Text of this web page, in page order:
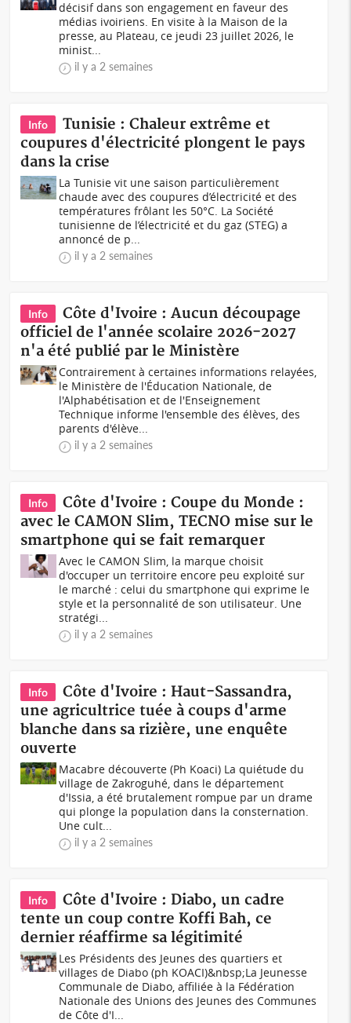
décisif dans son engagement en faveur des
médias ivoiriens. En visite à la Maison de la
presse, au Plateau, ce jeudi 23 juillet 2026, le
minist...
il y a 2 semaines
Info
Tunisie : Chaleur extrême et
coupures d'électricité plongent le pays
dans la crise
La Tunisie vit une saison particulièrement
chaude avec des coupures d’électricité et des
températures frôlant les 50°C. La Société
tunisienne de l’électricité et du gaz (STEG) a
annoncé de p...
il y a 2 semaines
Info
Côte d'Ivoire : Aucun découpage
officiel de l'année scolaire 2026-2027
n'a été publié par le Ministère
Contrairement à certaines informations relayées,
le Ministère de l'Éducation Nationale, de
l'Alphabétisation et de l'Enseignement
Technique informe l'ensemble des élèves, des
parents d'élève...
il y a 2 semaines
Info
Côte d'Ivoire : Coupe du Monde :
avec le CAMON Slim, TECNO mise sur le
smartphone qui se fait remarquer
Avec le CAMON Slim, la marque choisit
d'occuper un territoire encore peu exploité sur
le marché : celui du smartphone qui exprime le
style et la personnalité de son utilisateur. Une
stratégi...
il y a 2 semaines
Info
Côte d'Ivoire : Haut-Sassandra,
une agricultrice tuée à coups d'arme
blanche dans sa rizière, une enquête
ouverte
Macabre découverte (Ph Koaci) La quiétude du
village de Zakroguhé, dans le département
d'Issia, a été brutalement rompue par un drame
qui plonge la population dans la consternation.
Une cult...
il y a 2 semaines
Info
Côte d'Ivoire : Diabo, un cadre
tente un coup contre Koffi Bah, ce
dernier réaffirme sa légitimité
Les Présidents des Jeunes des quartiers et
villages de Diabo (ph KOACI)&nbsp;La Jeunesse
Communale de Diabo, affiliée à la Fédération
Nationale des Unions des Jeunes des Communes
de Côte d'I...